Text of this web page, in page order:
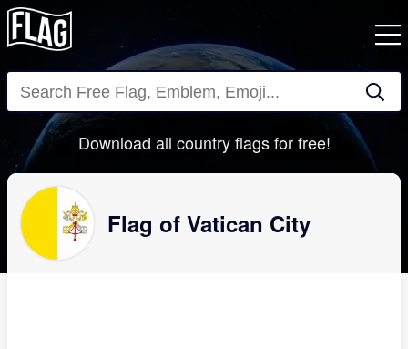
Close
Download all country flags for free!
Flag of Vatican City